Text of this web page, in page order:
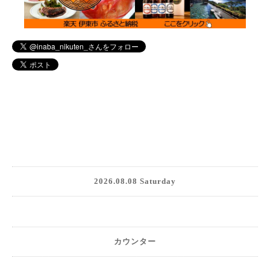
2026.08.08 Saturday
カウンター